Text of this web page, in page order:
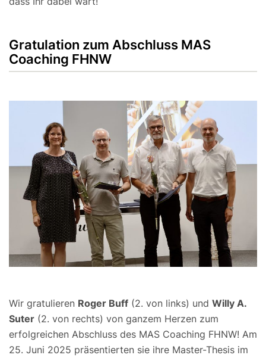
Gratulation zum Abschluss MAS
Coaching FHNW
Wir gratulieren Roger Buff (2. von links) und Willy A.
Suter (2. von rechts) von ganzem Herzen zum
erfolgreichen Abschluss des MAS Coaching FHNW! Am
25. Juni 2025 präsentierten sie ihre Master-Thesis im